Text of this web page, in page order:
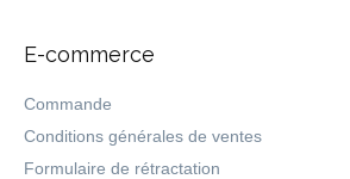
E-commerce
Commande
Conditions générales de ventes
Formulaire de rétractation